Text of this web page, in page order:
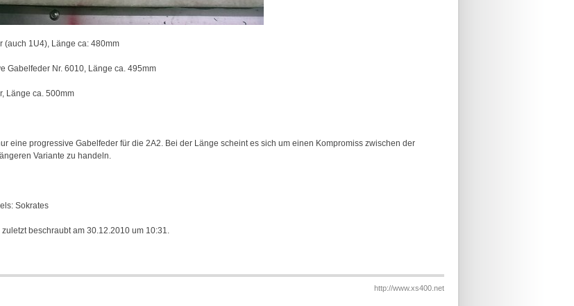
(auch 1U4), Länge ca: 480mm
Gabelfeder Nr. 6010, Länge ca. 495mm
Länge ca. 500mm
eine progressive Gabelfeder für die 2A2. Bei der Länge scheint es sich um einen Kompromiss zwischen der
Variante zu handeln.
Sokrates
beschraubt am 30.12.2010 um 10:31.
http://www.xs400.net